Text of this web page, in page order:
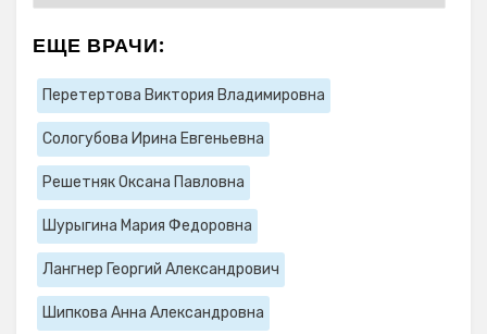
ЕЩЕ ВРАЧИ:
Перетертова Виктория Владимировна
Сологубова Ирина Евгеньевна
Решетняк Оксана Павловна
Шурыгина Мария Федоровна
Лангнер Георгий Александрович
Шипкова Анна Александровна